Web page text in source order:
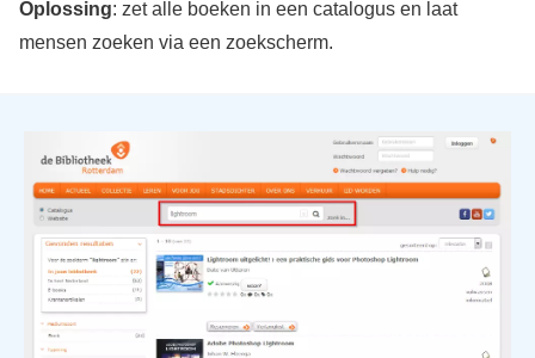
Oplossing: zet alle boeken in een catalogus en laat
mensen zoeken via een zoekscherm.